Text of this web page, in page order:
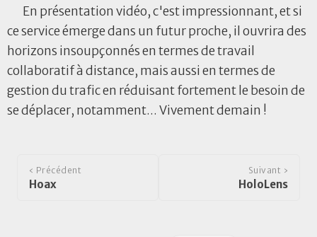
En présentation vidéo, c'est impressionnant, et si
ce service émerge dans un futur proche, il ouvrira des
horizons insoupçonnés en termes de travail
collaboratif à distance, mais aussi en termes de
gestion du trafic en réduisant fortement le besoin de
se déplacer, notamment... Vivement demain !
‹ Précédent
Hoax
Suivant ›
HoloLens